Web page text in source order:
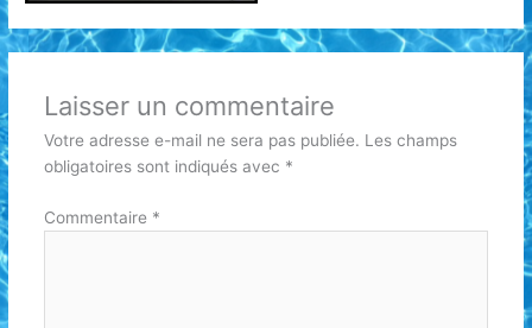
Laisser un commentaire
Votre adresse e-mail ne sera pas publiée. Les champs
obligatoires sont indiqués avec *
Commentaire *